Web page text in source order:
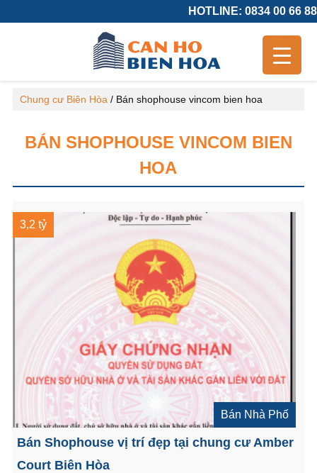
HOTLINE: 0834 00 66 88
Chung cư Biên Hòa / Bán shophouse vincom bien hoa
BÁN SHOPHOUSE VINCOM BIEN
HOA
3,2 tỷ
Bán Nhà Phố
Bán Shophouse vị trí đẹp tại chung cư Amber
Court Biên Hòa